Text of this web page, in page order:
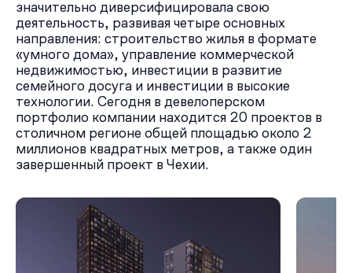
значительно диверсифицировала свою
деятельность, развивая четыре основных
направления: строительство жилья в формате
«умного дома», управление коммерческой
недвижимостью, инвестиции в развитие
семейного досуга и инвестиции в высокие
технологии. Сегодня в девелоперском
портфолио компании находится 20 проектов в
столичном регионе общей площадью около 2
миллионов квадратных метров, а также один
завершенный проект в Чехии.